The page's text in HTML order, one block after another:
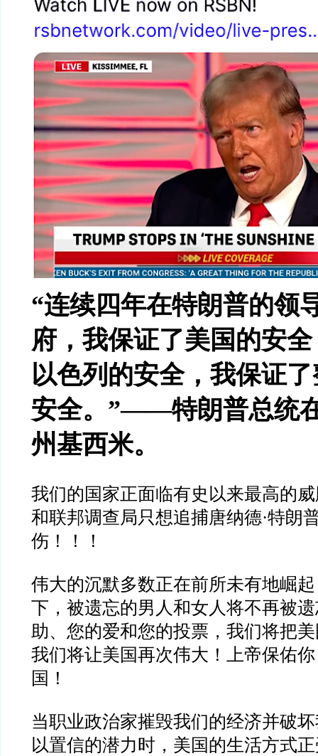
“连续四年在特朗普的领
府，我保证了美国的安
以色列的安全，我保证
安全。 ”——特朗普总统
州基西米。
我们的国家正面临有史以来最高的
和联邦调查局只想追捕唐纳德·特朗
伤！！！
伟大的沉默多数正在前所未有地崛
下，被遗忘的男人和女人将不再被
助、您的爱和您的投票，我们将把
我们将让美国再次伟大！上帝保佑
国！
当职业政治家摧毁我们的经济并破
以置信的潜力时，美国的生活方式